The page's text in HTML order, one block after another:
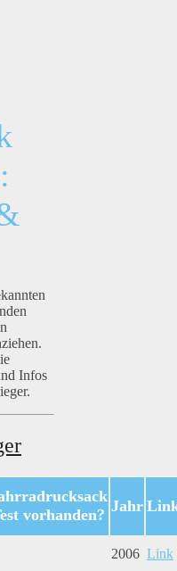
Infos
vorhanden? Jahr
2006 Link